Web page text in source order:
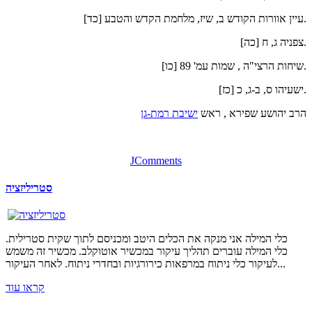
[כד] עיין אוורות הקודש ב, שיז, מלחמת הקדש והטבע.
[כה] צפניה ג, ח.
[כו] שיחות הרצי"ה , שמות עמ' 89.
[כז] ישעיהו ס, ב-ג, כ.
הרב יהושע שפירא , ראש ישיבת רמת-גן
JComments
סטריליזציה
כלי המילה אני מנקה את הכלים היטב ומכניסם לתוך שקית סטרילית.
כלי המילה עוברים תהליך עיקור במכשיר אוטוקלב. מכשיר זה משמש
לעיקור כלי ניתוח במרפאות כירורגיות ובחדרי ניתוח. לאחר העיקור...
קראו עוד